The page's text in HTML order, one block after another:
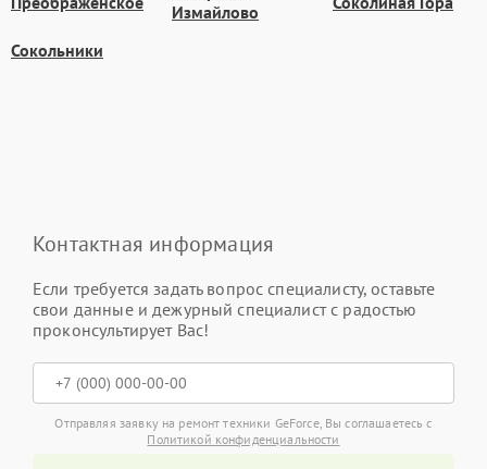
Измайлово
Сокольники
Контактная информация
Если требуется задать вопрос специалисту, оставьте
свои данные и дежурный специалист с радостью
проконсультирует Вас!
Отправляя заявку на ремонт техники GeForce, Вы соглашаетесь с
Политикой конфиденциальности